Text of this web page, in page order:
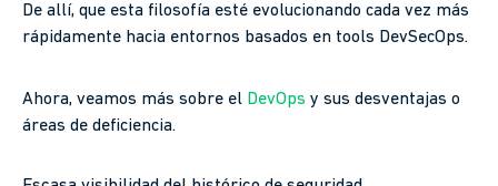
De allí, que esta filosofía esté evolucionando cada vez más
rápidamente hacia entornos basados en tools DevSecOps.
Ahora, veamos más sobre el DevOps y sus desventajas o
áreas de deficiencia.